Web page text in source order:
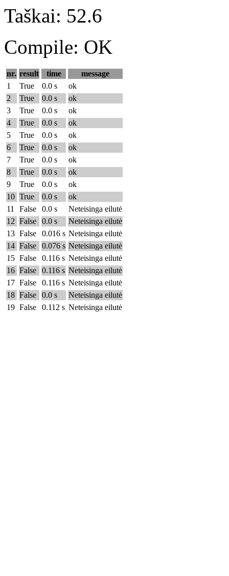
Taškai: 52.6
Compile: OK
nr. result time
message
1
True 0.0 s
ok
2
True 0.0 s
ok
3
True 0.0 s
ok
4
True 0.0 s
ok
5
True 0.0 s
ok
6
True 0.0 s
ok
7
True 0.0 s
ok
8
True 0.0 s
ok
9
True 0.0 s
ok
10 True 0.0 s
ok
11
False 0.0 s
Neteisinga eilutė
12 False 0.0 s
Neteisinga eilutė
13 False 0.016 s Neteisinga eilutė
14 False 0.076 s Neteisinga eilutė
15 False 0.116 s Neteisinga eilutė
16 False 0.116 s Neteisinga eilutė
17 False 0.116 s Neteisinga eilutė
18 False 0.0 s
Neteisinga eilutė
19 False 0.112 s Neteisinga eilutė